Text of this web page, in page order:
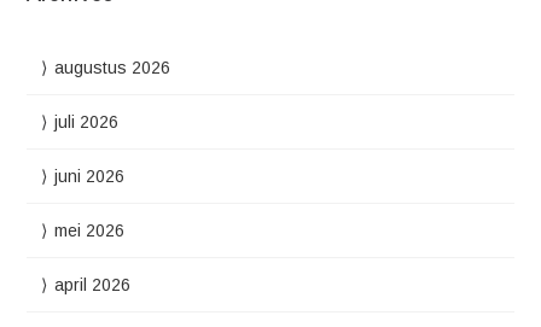
augustus 2026
juli 2026
juni 2026
mei 2026
april 2026